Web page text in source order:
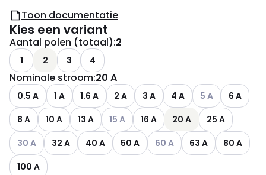
Toon documentatie
Kies een variant
Aantal polen (totaal):2
1 2 3 4
Nominale stroom:20 A
0.5 A 1 A 1.6 A 2 A 3 A 4 A Andere
5 A
6 A
8 A
10 A 13 A Andere varianten (Huidige combinatie
15 A 16 A 20 A
25 A
Andere varianten (Huidige combinatie niet mogelijk)
30 A 32 A 40 A 50 A Andere varianten (Huidige
60 A 63 A
80 A
100 A